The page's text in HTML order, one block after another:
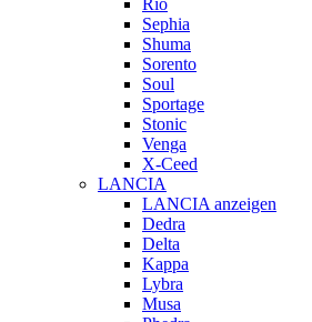
Sephia
Shuma
Sorento
Soul
Sportage
Stonic
Venga
X-Ceed
LANCIA
LANCIA anzeigen
Dedra
Delta
Kappa
Lybra
Musa